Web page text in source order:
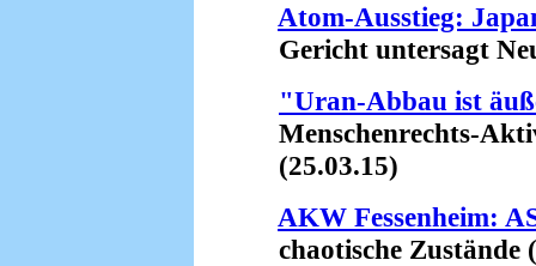
Atom-Ausstieg:
Gericht untersagt
"Uran-Abbau ist
Menschenrechts-
(25.03.15)
AKW Fessenheim:
chaotische Zustände